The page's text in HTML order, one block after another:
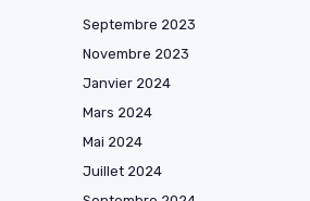
Septembre 2023
Novembre 2023
Janvier 2024
Mars 2024
Mai 2024
Juillet 2024